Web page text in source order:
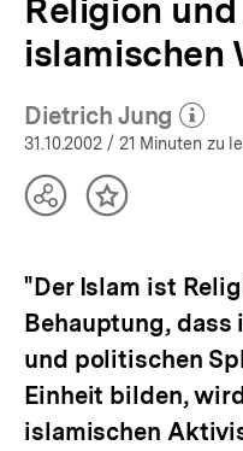
Religion
islamischen
Dietrich Jung
(Mehr zum
öffnen
31.10.2002 / 21 Minuten zu
TeilenInhalt
"Der Islam ist
Behauptung, dass
und politischen
Einheit bilden,
islamischen